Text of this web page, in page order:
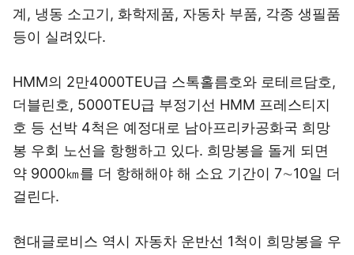
계, 냉동 소고기, 화학제품, 자동차 부품, 각종 생필품
등이 실려있다.
HMM의 2만4000TEU급 스톡홀름호와 로테르담호,
더블린호, 5000TEU급 부정기선 HMM 프레스티지
호 등 선박 4척은 예정대로 남아프리카공화국 희망
봉 우회 노선을 항행하고 있다. 희망봉을 돌게 되면
약 9000㎞를 더 항해해야 해 소요 기간이 7∼10일 더
걸린다.
현대글로비스 역시 자동차 운반선 1척이 희망봉을 우